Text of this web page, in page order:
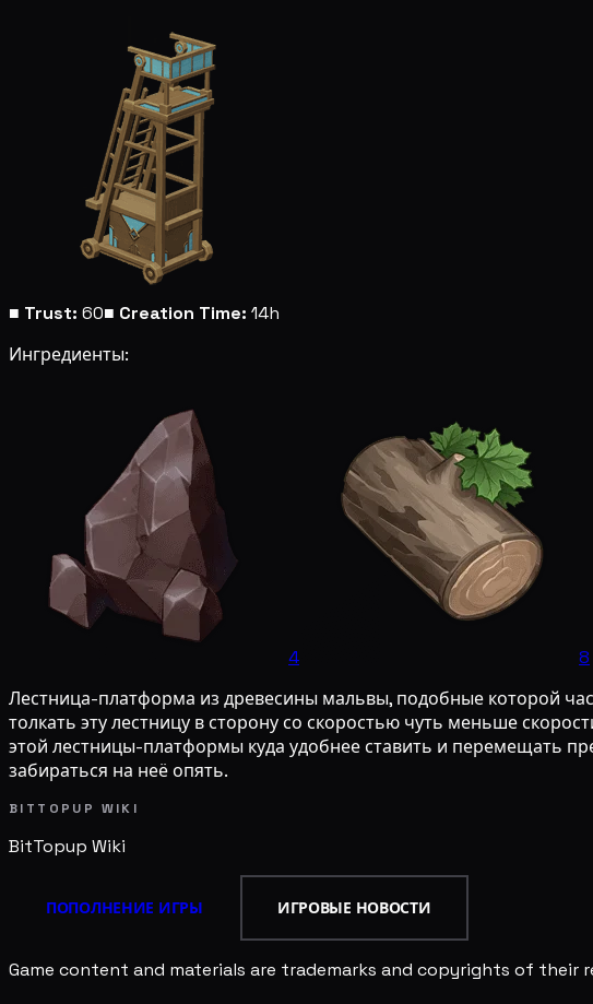
■ Trust: 60■ Creation Time: 14h
Ингредиенты:
4
8
Лестница-платформа из древесины мальвы, подобные которой
толкать эту лестницу в сторону со скоростью чуть меньше
этой лестницы-платформы куда удобнее ставить и перемещать
забираться на неё опять.
BITTOPUP WIKI
BitTopup Wiki
ПОПОЛНЕНИЕ ИГРЫ ИГРОВЫЕ НОВОСТИ
Game content and materials are trademarks and copyrights of their